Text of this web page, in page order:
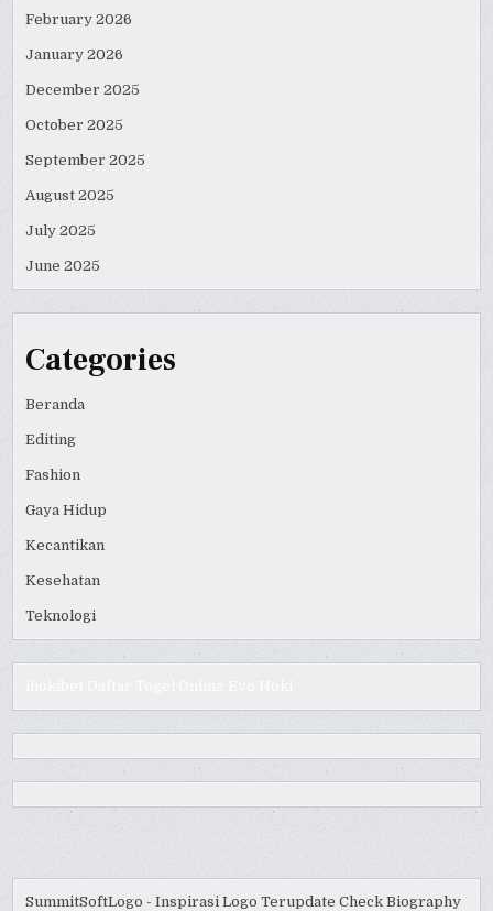
February 2026
January 2026
December 2025
October 2025
September 2025
August 2025
July 2025
June 2025
Categories
Beranda
Editing
Fashion
Gaya Hidup
Kecantikan
Kesehatan
Teknologi
SummitSoftLogo - Inspirasi Logo Terupdate Check Biography